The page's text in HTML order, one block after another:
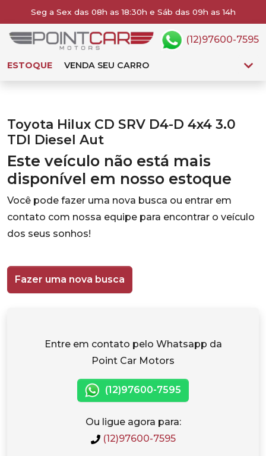
Seg a Sex das 08h as 18:30h e Sáb das 09h as 14h
ESTOQUE VENDA SEU CARRO
(12)97600-7595
Toyota Hilux CD SRV D4-D 4x4 3.0
TDI Diesel Aut
Este veículo não está mais
disponível em nosso estoque
Você pode fazer uma nova busca ou entrar em
contato com nossa equipe para encontrar o veículo
dos seus sonhos!
Fazer uma nova busca
Entre em contato pelo Whatsapp da
Point Car Motors
(12)97600-7595
Ou ligue agora para:
(12)97600-7595